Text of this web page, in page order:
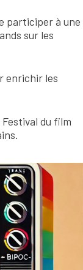
participer à une
sur les
enrichir les
Festival du film